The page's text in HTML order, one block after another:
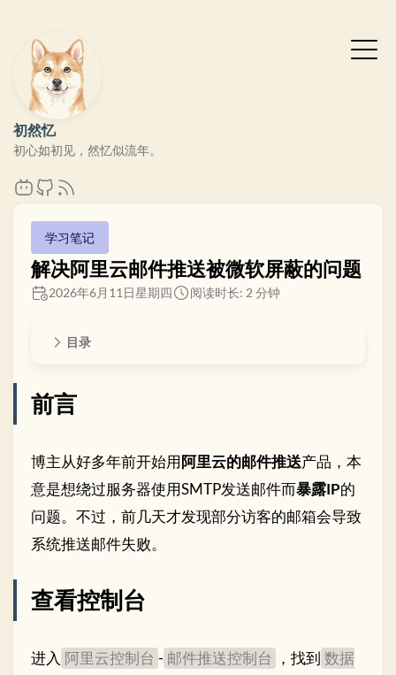
初然忆
初心如初见，然忆似流年。
学习笔记
解决阿里云邮件推送被微软屏蔽的问题
2026年6月11日星期四 阅读时长: 2 分钟
目录
前言
博主从好多年前开始用阿里云的邮件推送产品，本
意是想绕过服务器使用SMTP发送邮件而暴露IP的
问题。不过，前几天才发现部分访客的邮箱会导致
系统推送邮件失败。
查看控制台
进入 阿里云控制台 - 邮件推送控制台 ，找到 数据